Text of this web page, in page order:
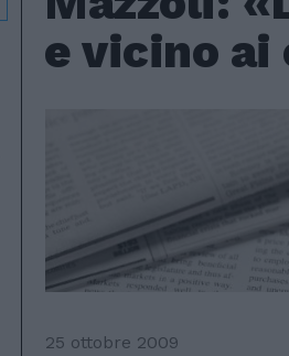
e vicino
25 ottobre 2009